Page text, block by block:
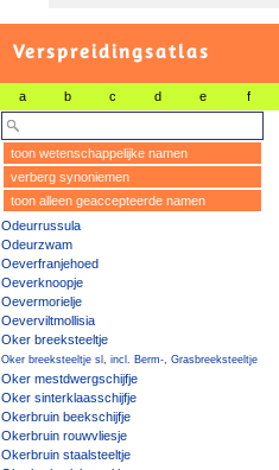
Verspreidingsatlas
a b c d e f
toon wetenschappelijke namen
verberg synoniemen
toon alleen geaccepteerde namen
Odeurrussula
Odeurzwam
Oeverfranjehoed
Oeverknoopje
Oevermorielje
Oeverviltmollisia
Oker breeksteeltje
Oker breeksteeltje sl, incl. Berm-, Grasbreeksteeltje
Oker mestdwergschijfje
Oker sinterklaasschijfje
Okerbruin beekschijfje
Okerbruin rouwvliesje
Okerbruin staalsteeltje